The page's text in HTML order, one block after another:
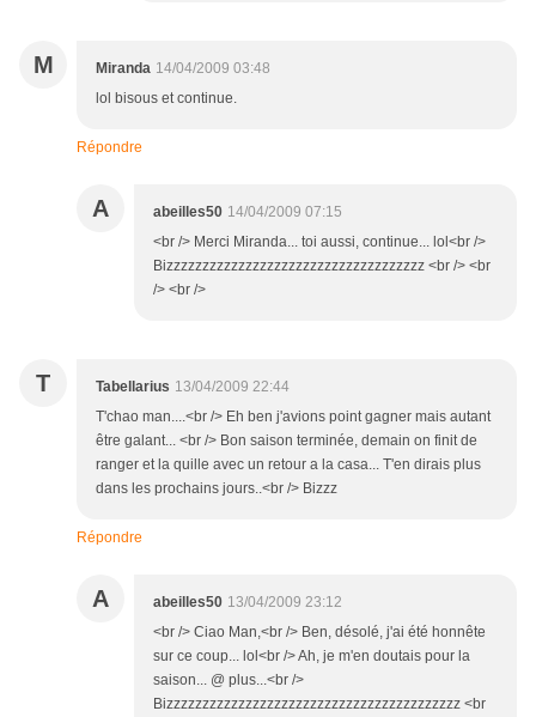
M Miranda 14/04/2009 03:48
lol bisous et continue.
Répondre
A abeilles50 14/04/2009 07:15
<br /> Merci Miranda... toi aussi, continue... lol<br />
Bizzzzzzzzzzzzzzzzzzzzzzzzzzzzzzzzzzzz <br /> <br
/> <br />
T Tabellarius 13/04/2009 22:44
T'chao man....<br /> Eh ben j'avions point gagner mais autant
être galant... <br /> Bon saison terminée, demain on finit de
ranger et la quille avec un retour a la casa... T'en dirais plus
dans les prochains jours..<br /> Bizzz
Répondre
A abeilles50 13/04/2009 23:12
<br /> Ciao Man,<br /> Ben, désolé, j'ai été honnête
sur ce coup... lol<br /> Ah, je m'en doutais pour la
saison... @ plus...<br />
Bizzzzzzzzzzzzzzzzzzzzzzzzzzzzzzzzzzzzzzzzz <br